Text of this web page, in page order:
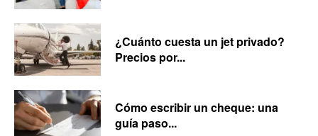
¿Cuánto cuesta un jet privado?
Precios por...
Cómo escribir un cheque: una
guía paso...